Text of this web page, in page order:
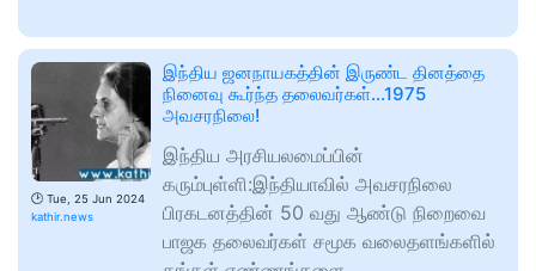
🕑 Tue, 25 Jun 2024
kathir.news
இந்திய ஜனநாயகத்தின் இருண்ட தினத்தை
நினைவு கூர்ந்த தலைவர்கள்...1975
அவசரநிலை!
இந்திய அரசியலமைப்பின்
கரும்புள்ளி:இந்தியாவில் அவசரநிலை
பிரகடனத்தின் 50 வது ஆண்டு நிறைவை
பாஜக தலைவர்கள் சமூக வலைதளங்களில்